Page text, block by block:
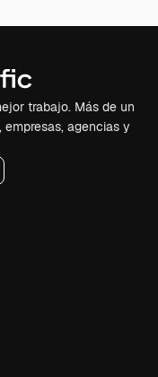
trabajo. Más de un
agencias y